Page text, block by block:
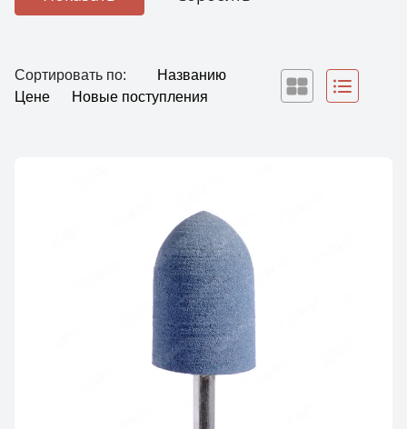
Сортировать по:
Названию
Цене
Новые поступления